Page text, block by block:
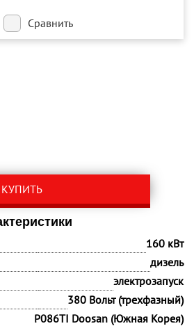
Сравнить
КУПИТЬ
160 кВт
дизель
электрозапуск
380 Вольт (трехфазный)
P086TI Doosan (Южная Корея)